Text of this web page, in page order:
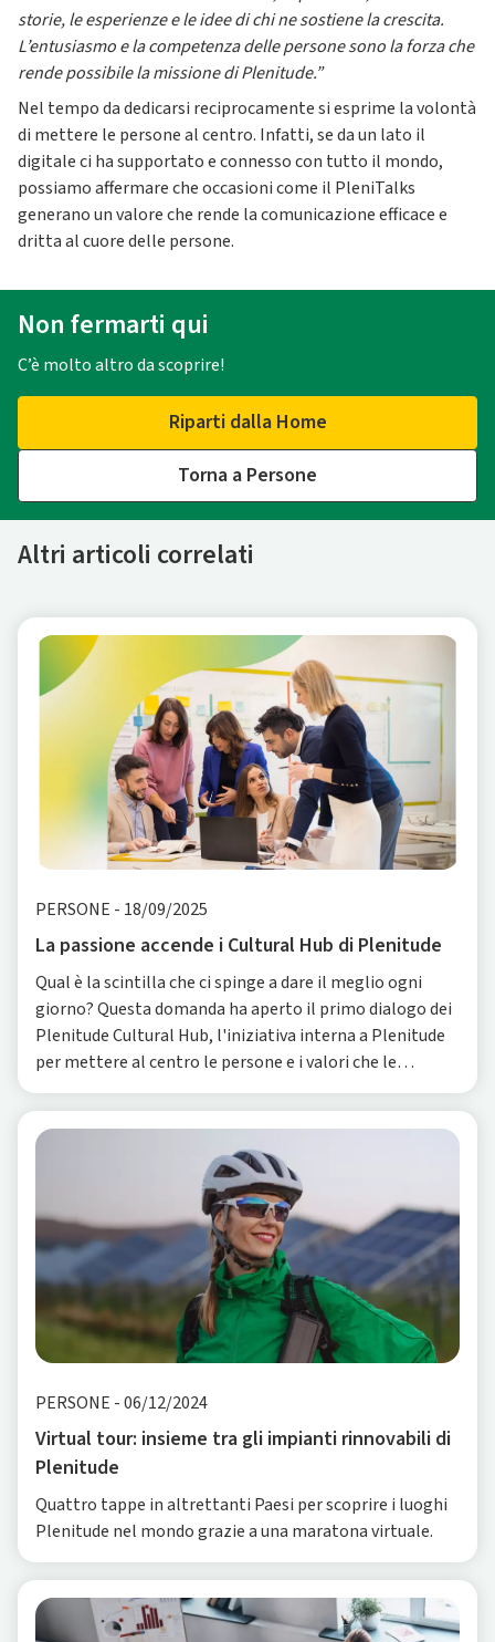
storie, le esperienze e le idee di chi ne sostiene la crescita.
L’entusiasmo e la competenza delle persone sono la forza che
rende possibile la missione di Plenitude.”
Nel tempo da dedicarsi reciprocamente si esprime la volontà
di mettere le persone al centro. Infatti, se da un lato il
digitale ci ha supportato e connesso con tutto il mondo,
possiamo affermare che occasioni come il PleniTalks
generano un valore che rende la comunicazione efficace e
dritta al cuore delle persone.
Non fermarti qui
C’è molto altro da scoprire!
Riparti dalla Home
Torna a Persone
Altri articoli correlati
PERSONE - 18/09/2025
La passione accende i Cultural Hub di Plenitude
Qual è la scintilla che ci spinge a dare il meglio ogni
giorno? Questa domanda ha aperto il primo dialogo dei
Plenitude Cultural Hub, l'iniziativa interna a Plenitude
per mettere al centro le persone e i valori che le
uniscono.
PERSONE -06/12/2024
Virtual tour: insieme tra gli impianti rinnovabili di
Plenitude
Quattro tappe in altrettanti Paesi per scoprire i luoghi
Plenitude nel mondo grazie a una maratona virtuale.